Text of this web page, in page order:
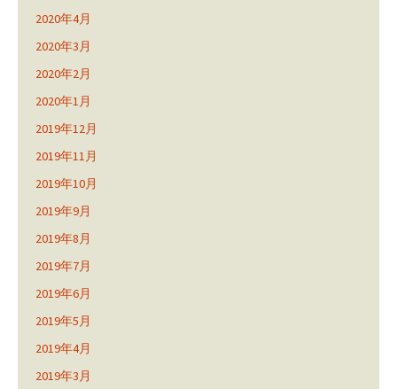
2020年4月
2020年3月
2020年2月
2020年1月
2019年12月
2019年11月
2019年10月
2019年9月
2019年8月
2019年7月
2019年6月
2019年5月
2019年4月
2019年3月